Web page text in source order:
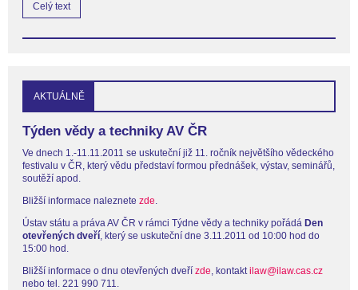
Celý text
AKTUÁLNĚ
Týden vědy a techniky AV ČR
Ve dnech 1.-11.11.2011 se uskuteční již 11. ročník největšího vědeckého
festivalu v ČR, který vědu představí formou přednášek, výstav, seminářů,
soutěží apod.
Bližší informace naleznete zde.
Ústav státu a práva AV ČR v rámci Týdne vědy a techniky pořádá Den
otevřených dveří, který se uskuteční dne 3.11.2011 od 10:00 hod do
15:00 hod.
Bližší informace o dnu otevřených dveří zde, kontaktilaw@ilaw.cas.cz
nebo tel. 221 990 711.